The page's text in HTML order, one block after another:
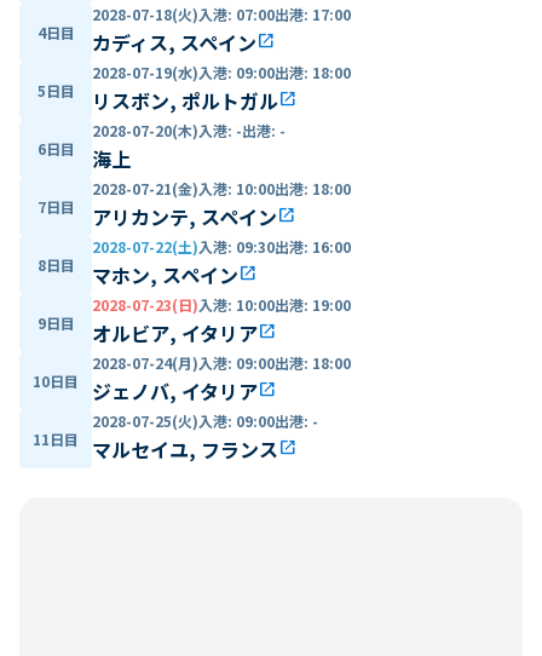
4日目
2028-07-18(火)入港: 07:00出港: 17:00
カディス, スペインopen_in_new
5日目
2028-07-19(水)入港: 09:00出港: 18:00
リスボン, ポルトガルopen_in_new
6日目
2028-07-20(木)入港: -出港: -
海上
7日目
2028-07-21(金)入港: 10:00出港: 18:00
アリカンテ, スペインopen_in_new
8日目
2028-07-22(土)入港: 09:30出港: 16:00
マホン, スペインopen_in_new
9日目
2028-07-23(日)入港: 10:00出港: 19:00
オルビア, イタリアopen_in_new
10日目
2028-07-24(月)入港: 09:00出港: 18:00
ジェノバ, イタリアopen_in_new
11日目
2028-07-25(火)入港: 09:00出港: -
マルセイユ, フランスopen_in_new